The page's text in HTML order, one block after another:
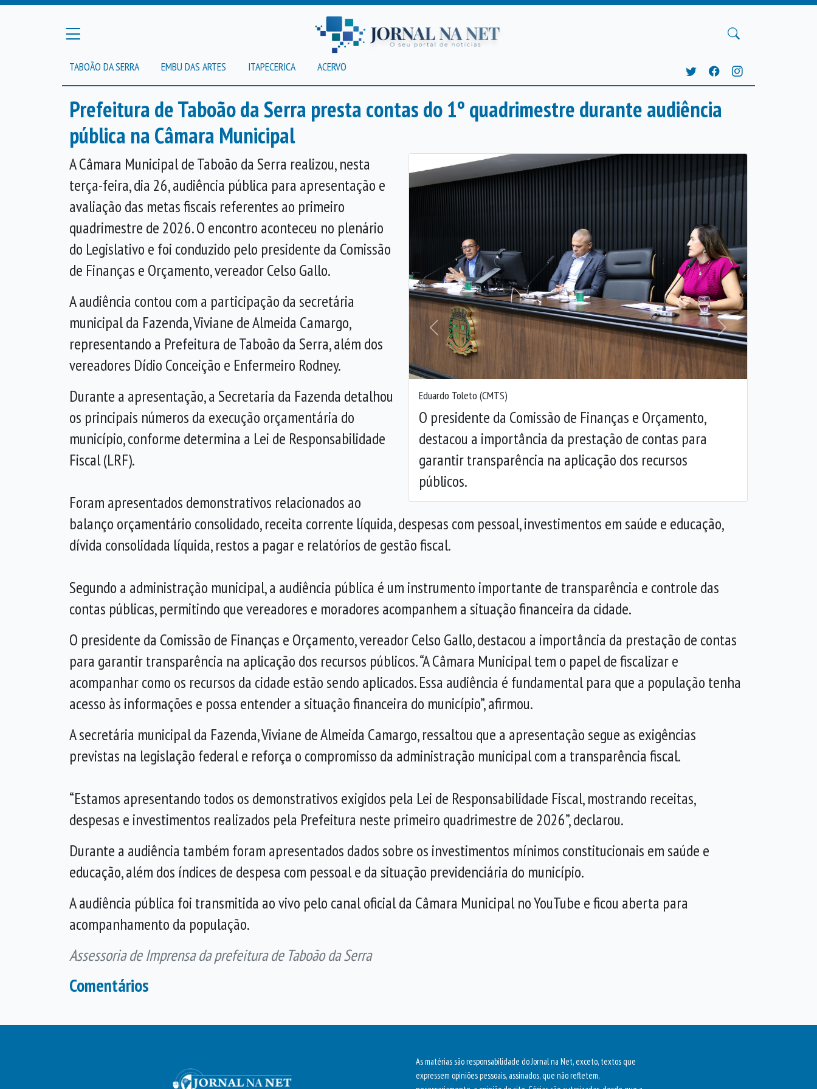
TABOÃO DA SERRA EMBU DAS ARTES ITAPECERICA ACERVO
Prefeitura de Taboão da Serra presta contas do 1º quadrimestre durante audiência
pública na Câmara Municipal
Eduardo Toleto (CMTS)
O presidente da Comissão de Finanças e Orçamento,
destacou a importância da prestação de contas para
garantir transparência na aplicação dos recursos
públicos.
Anterior Próxima
A Câmara Municipal de Taboão da Serra realizou, nesta
terça-feira, dia 26, audiência pública para apresentação e
avaliação das metas fiscais referentes ao primeiro
quadrimestre de 2026. O encontro aconteceu no plenário
do Legislativo e foi conduzido pelo presidente da Comissão
de Finanças e Orçamento, vereador Celso Gallo.
A audiência contou com a participação da secretária
municipal da Fazenda, Viviane de Almeida Camargo,
representando a Prefeitura de Taboão da Serra, além dos
vereadores Dídio Conceição e Enfermeiro Rodney.
Durante a apresentação, a Secretaria da Fazenda detalhou
os principais números da execução orçamentária do
município, conforme determina a Lei de Responsabilidade
Fiscal (LRF).
Foram apresentados demonstrativos relacionados ao
balanço orçamentário consolidado, receita corrente líquida, despesas com pessoal, investimentos em saúde e educação,
dívida consolidada líquida, restos a pagar e relatórios de gestão fiscal.
Segundo a administração municipal, a audiência pública é um instrumento importante de transparência e controle das
contas públicas, permitindo que vereadores e moradores acompanhem a situação financeira da cidade.
O presidente da Comissão de Finanças e Orçamento, vereador Celso Gallo, destacou a importância da prestação de contas
para garantir transparência na aplicação dos recursos públicos. “A Câmara Municipal tem o papel de fiscalizar e
acompanhar como os recursos da cidade estão sendo aplicados. Essa audiência é fundamental para que a população tenha
acesso às informações e possa entender a situação financeira do município”, afirmou.
A secretária municipal da Fazenda, Viviane de Almeida Camargo, ressaltou que a apresentação segue as exigências
previstas na legislação federal e reforça o compromisso da administração municipal com a transparência fiscal.
“Estamos apresentando todos os demonstrativos exigidos pela Lei de Responsabilidade Fiscal, mostrando receitas,
despesas e investimentos realizados pela Prefeitura neste primeiro quadrimestre de 2026”, declarou.
Durante a audiência também foram apresentados dados sobre os investimentos mínimos constitucionais em saúde e
educação, além dos índices de despesa com pessoal e da situação previdenciária do município.
A audiência pública foi transmitida ao vivo pelo canal oficial da Câmara Municipal no YouTube e ficou aberta para
acompanhamento da população.
Assessoria de Imprensa da prefeitura de Taboão da Serra
Comentários
As matérias são responsabilidade do Jornal na Net, exceto, textos que
expressem opiniões pessoais, assinados, que não refletem,